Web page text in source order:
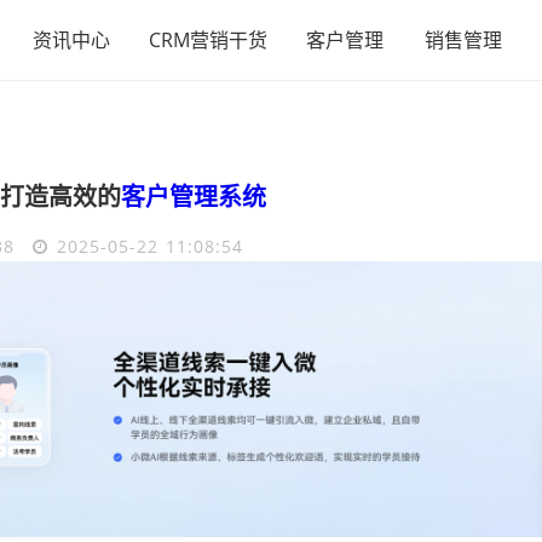
资讯中心 CRM营销干货 客户管理 销售管理
造高效的客户管理系统
2025-05-22 11:08:54